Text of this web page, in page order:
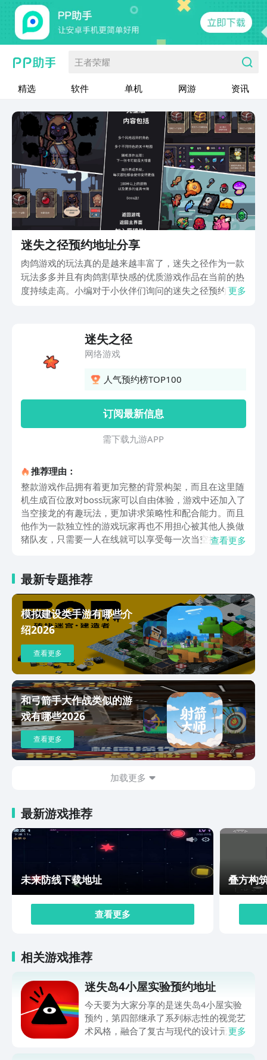
王者荣耀
精选 软件 单机 网游 资讯
迷失之径预约地址分享
肉鸽游戏的玩法真的是越来越丰富了，迷失之径作为一款
玩法多多并且有肉鸽割草快感的优质游戏作品在当前的热
度持续走高。小编对于小伙伴们询问的迷失之径预约下载
线预约，游戏一经上线就可以抢先一步体验。而接下来小
编也将关于这款游戏的其他相关资料和大家聊一聊。
更多
迷失之径
网络游戏
人气预约榜TOP100
订阅最新信息
需 下 载 九 游 A P P
推荐理由：
整款游戏作品拥有着更加完整的背景构架，而且在这里随
机生成百位敌对boss玩家可以自由体验，游戏中还加入了
当空接龙的有趣玩法，更加讲求策略性和配合能力。而且
他作为一款独立性的游戏玩家再也不用担心被其他人换做
猪队友，只需要一人在线就可以享受每一次当空接龙和快
法为玩家打造了独一无二的体验，翻牌之后的结果究竟是
惊喜还是惊吓呢？每一张卡牌都有一定的未知性，玩家可
以根据配合方式和方卡规则来进行相对应的选择，合理的
策略使用往往可以助你绝处逢生，目前在游戏中设计了百
款不同的高级宝箱，在宝箱里玩家可开出更多道具装备，
即使不氪金也可以解锁不一样的欢乐享受。简单有趣的卡
牌交互过程以及当空接龙玩法，更是让玩家可以锻炼自己
的智慧策略，使得每一次的排面布局过程更加讲求勇气和
策略的较量。灵活的卡牌组合和独一无二的世界地图为玩
家营造了更多意想不到的小惊喜，在每一次的角逐过程当
中都将会帮助玩家实现高效成长。迷失之境作为一款深度
策略性的肉鸽卡牌游戏，为玩家打造出了不一样的游戏体
验感。关于迷失之境预约方面的相关问题，小编就和大家
分享到这里，如果你也想了解更多该游戏的信息，可以持
续关注豌豆荚。
查看更多
最新专题推荐
模拟建设类手游有哪些介
绍2026
查看更多
和弓箭手大作战类似的游
戏有哪些2026
查看更多
加载更多
最新游戏推荐
未来防线下载地址
查看更多
叠方构
相关游戏推荐
迷失岛4小屋实验预约地址
今天要为大家分享的是迷失岛4小屋实验
预约，第四部继承了系列标志性的视觉艺
术风格，融合了复古与现代的设计元素，
更多